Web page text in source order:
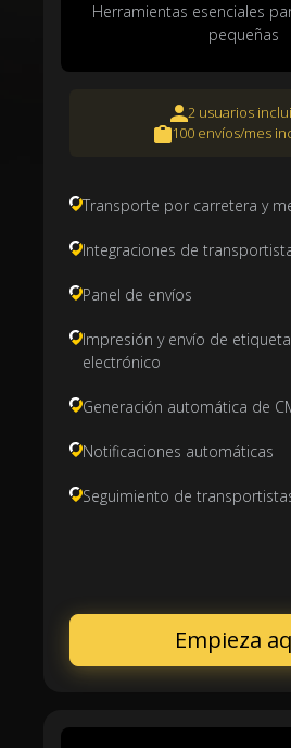
Herramientas esenciales
pequeñas
2 usuarios
100 envíos/mes
Transporte por carretera y
Integraciones de
Panel de envíos
Impresión y envío de
electrónico
Generación automática de
Notificaciones automáticas
Seguimiento de
Empieza